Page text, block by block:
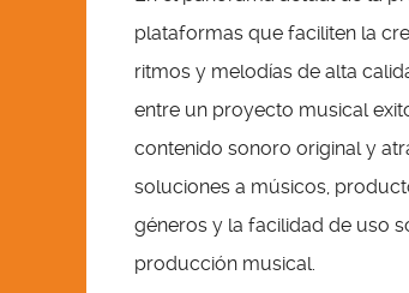
plataformas que faciliten la
ritmos y melodías de alta
entre un proyecto musical
contenido sonoro original y
soluciones a músicos,
géneros y la facilidad de uso
producción musical.